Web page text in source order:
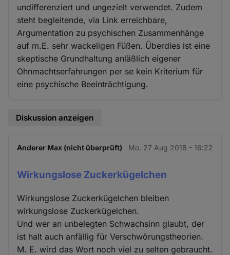
undifferenziert und ungezielt verwendet. Zudem
steht begleitende, via Link erreichbare,
Argumentation zu psychischen Zusammenhänge
auf m.E. sehr wackeligen Füßen. Überdies ist eine
skeptische Grundhaltung anläßlich eigener
Ohnmachtserfahrungen per se kein Kriterium für
eine psychische Beeinträchtigung.
Diskussion anzeigen
Anderer Max (nicht überprüft) Mo. 27 Aug 2018 - 16:22
Wirkungslose Zuckerkügelchen
Wirkungslose Zuckerkügelchen bleiben
wirkungslose Zuckerkügelchen.
Und wer an unbelegten Schwachsinn glaubt, der
ist halt auch anfällig für Verschwörungstheorien.
M. E. wird das Wort noch viel zu selten gebraucht.